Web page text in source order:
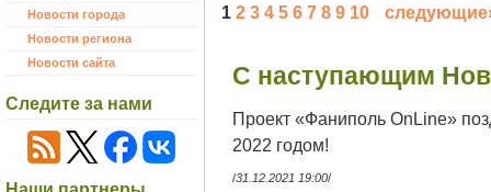
Новости города
Новости региона
Новости сайта
Следите за нами
12 3 4 5 6 7 8 9 10
С наступающим
Проект «Фаниполь OnLine»
2022 годом!
/31.12.2021 19:00/